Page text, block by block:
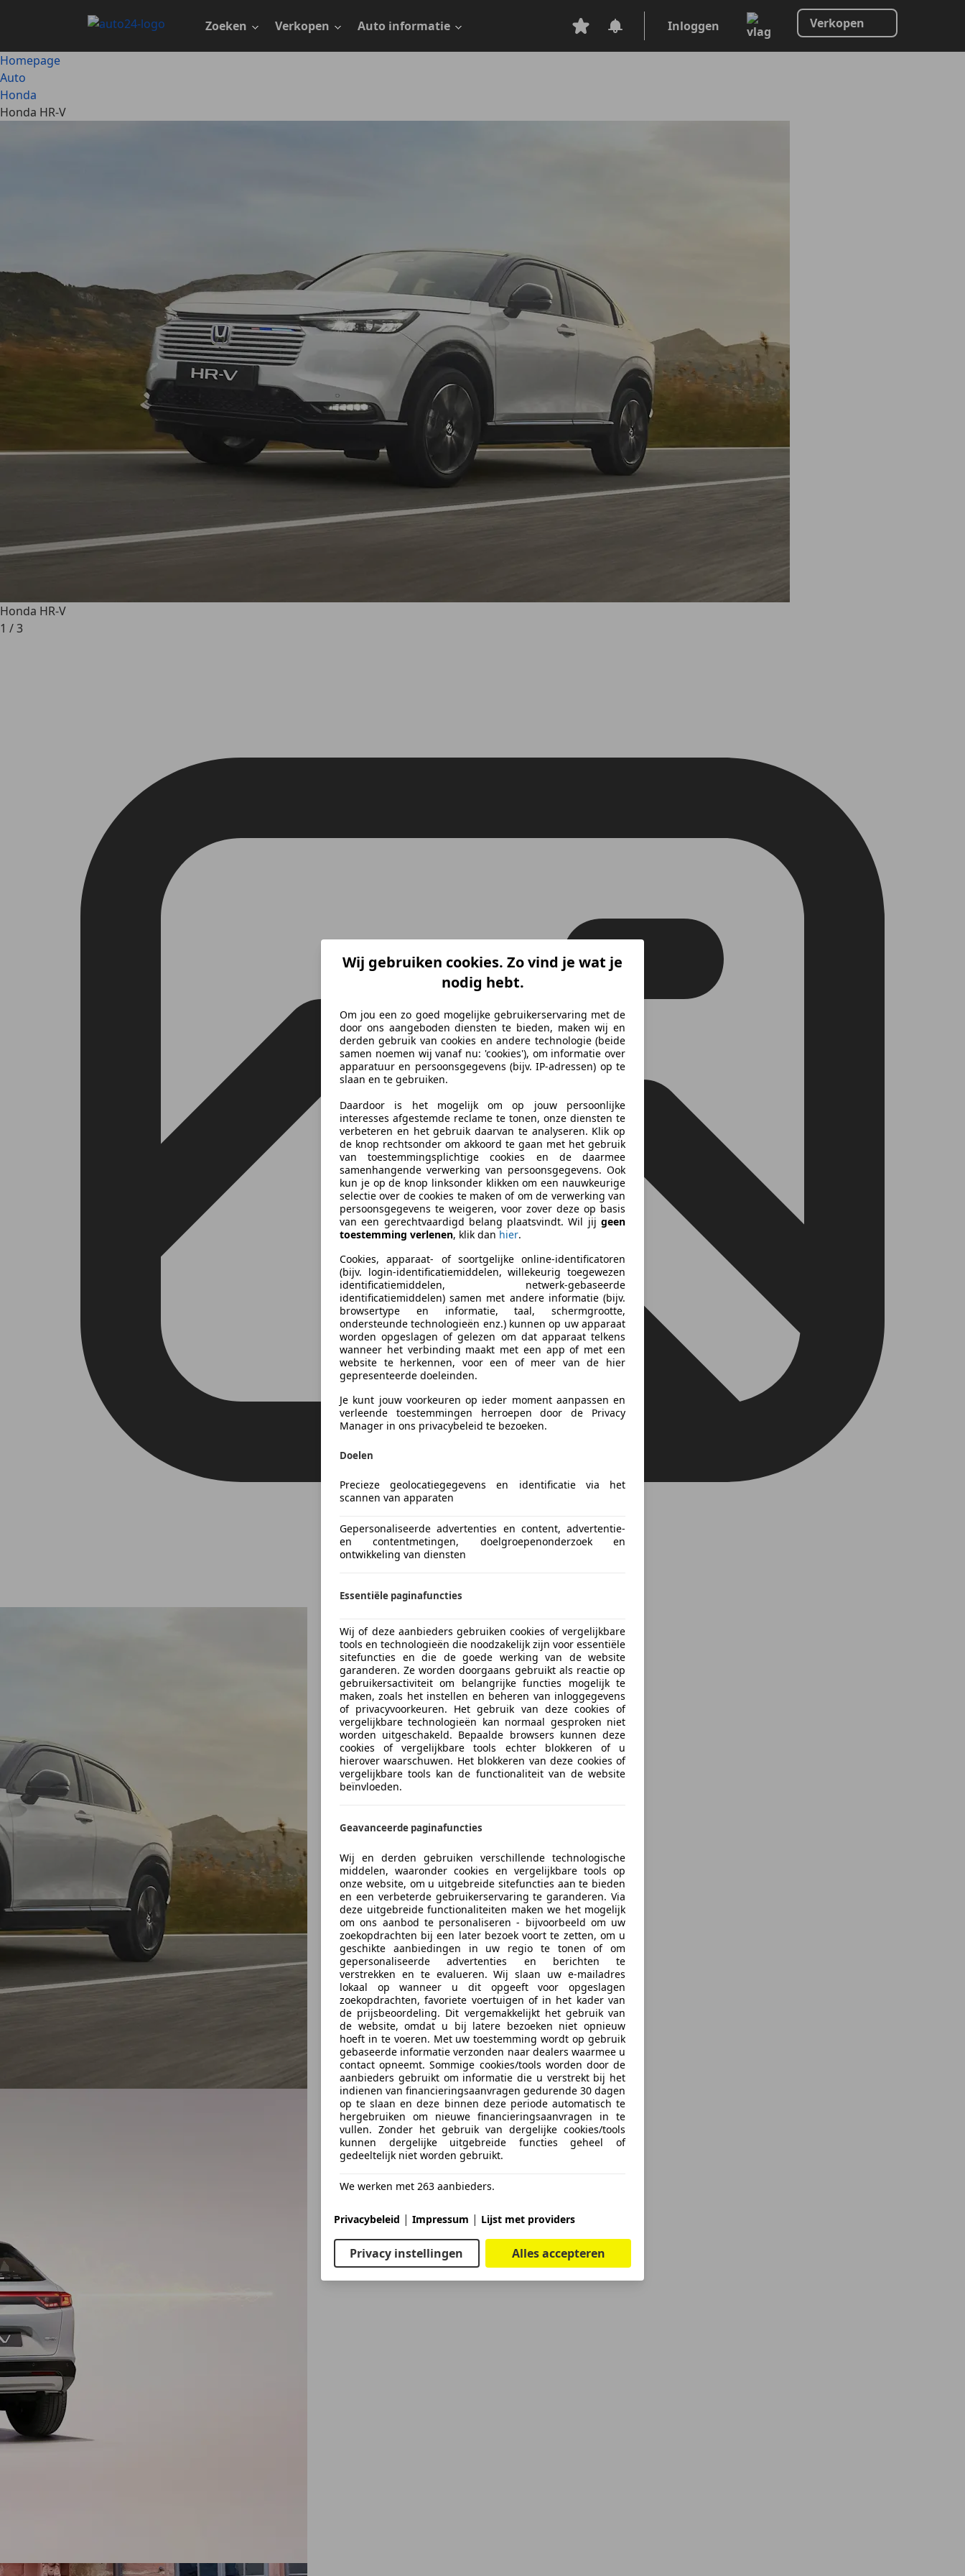
Zoeken Verkopen Auto informatie Inloggen Verkopen
Homepage
Auto
Honda
Honda HR-V
Honda HR-V
1 /3
Wij gebruiken cookies. Zo vind je wat je
nodig hebt.
Om jou een zo goed mogelijke gebruikerservaring met de
door ons aangeboden diensten te bieden, maken wij en
derden gebruik van cookies en andere technologie (beide
samen noemen wij vanaf nu: 'cookies'), om informatie over
apparatuur en persoonsgegevens (bijv. IP-adressen) op te
slaan en te gebruiken.
Daardoor is het mogelijk om op jouw persoonlijke
interesses afgestemde reclame te tonen, onze diensten te
verbeteren en het gebruik daarvan te analyseren. Klik op
de knop rechtsonder om akkoord te gaan met het gebruik
van toestemmingsplichtige cookies en de daarmee
samenhangende verwerking van persoonsgegevens. Ook
kun je op de knop linksonder klikken om een nauwkeurige
selectie over de cookies te maken of om de verwerking van
persoonsgegevens te weigeren, voor zover deze op basis
van een gerechtvaardigd belang plaatsvindt. Wil jij geen
toestemming verlenen, klik dan hier.
Cookies, apparaat- of soortgelijke online-identificatoren
(bijv. login-identificatiemiddelen, willekeurig toegewezen
identificatiemiddelen, netwerk-gebaseerde
identificatiemiddelen) samen met andere informatie (bijv.
browsertype en informatie, taal, schermgrootte,
ondersteunde technologieën enz.) kunnen op uw apparaat
worden opgeslagen of gelezen om dat apparaat telkens
wanneer het verbinding maakt met een app of met een
website te herkennen, voor een of meer van de hier
gepresenteerde doeleinden.
Je kunt jouw voorkeuren op ieder moment aanpassen en
verleende toestemmingen herroepen door de Privacy
Manager in ons privacybeleid te bezoeken.
Doelen
Precieze geolocatiegegevens en identificatie via het
scannen van apparaten
Gepersonaliseerde advertenties en content, advertentie-
en contentmetingen, doelgroepenonderzoek en
ontwikkeling van diensten
Essentiële paginafuncties
Wij of deze aanbieders gebruiken cookies of vergelijkbare
tools en technologieën die noodzakelijk zijn voor essentiële
sitefuncties en die de goede werking van de website
garanderen. Ze worden doorgaans gebruikt als reactie op
gebruikersactiviteit om belangrijke functies mogelijk te
maken, zoals het instellen en beheren van inloggegevens
of privacyvoorkeuren. Het gebruik van deze cookies of
vergelijkbare technologieën kan normaal gesproken niet
worden uitgeschakeld. Bepaalde browsers kunnen deze
cookies of vergelijkbare tools echter blokkeren of u
hierover waarschuwen. Het blokkeren van deze cookies of
vergelijkbare tools kan de functionaliteit van de website
beïnvloeden.
Geavanceerde paginafuncties
Wij en derden gebruiken verschillende technologische
middelen, waaronder cookies en vergelijkbare tools op
onze website, om u uitgebreide sitefuncties aan te bieden
en een verbeterde gebruikerservaring te garanderen. Via
deze uitgebreide functionaliteiten maken we het mogelijk
om ons aanbod te personaliseren - bijvoorbeeld om uw
zoekopdrachten bij een later bezoek voort te zetten, om u
geschikte aanbiedingen in uw regio te tonen of om
gepersonaliseerde advertenties en berichten te
verstrekken en te evalueren. Wij slaan uw e-mailadres
lokaal op wanneer u dit opgeeft voor opgeslagen
zoekopdrachten, favoriete voertuigen of in het kader van
de prijsbeoordeling. Dit vergemakkelijkt het gebruik van
de website, omdat u bij latere bezoeken niet opnieuw
hoeft in te voeren. Met uw toestemming wordt op gebruik
gebaseerde informatie verzonden naar dealers waarmee u
contact opneemt. Sommige cookies/tools worden door de
aanbieders gebruikt om informatie die u verstrekt bij het
indienen van financieringsaanvragen gedurende 30 dagen
op te slaan en deze binnen deze periode automatisch te
hergebruiken om nieuwe financieringsaanvragen in te
vullen. Zonder het gebruik van dergelijke cookies/tools
kunnen dergelijke uitgebreide functies geheel of
gedeeltelijk niet worden gebruikt.
We werken met 263 aanbieders.
Privacybeleid | Impressum | Lijst met providers
Privacy instellingen Alles accepteren